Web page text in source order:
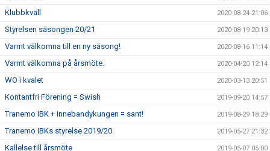
Klubbkväll 2020-08-24 21:06
Styrelsen säsongen 20/21 2020-08-19 20:13
Varmt välkomna till en ny säsong! 2020-08-16 11:14
Varmt välkomna på årsmöte. 2020-04-20 12:14
WO i kvalet 2020-03-13 20:51
Kontantfri Förening = Swish 2019-09-20 14:57
Tranemo IBK + Innebandykungen = sant! 2019-08-29 18:29
Tranemo IBKs styrelse 2019/20 2019-05-27 21:32
Kallelse till årsmöte 2019-05-07 05:00